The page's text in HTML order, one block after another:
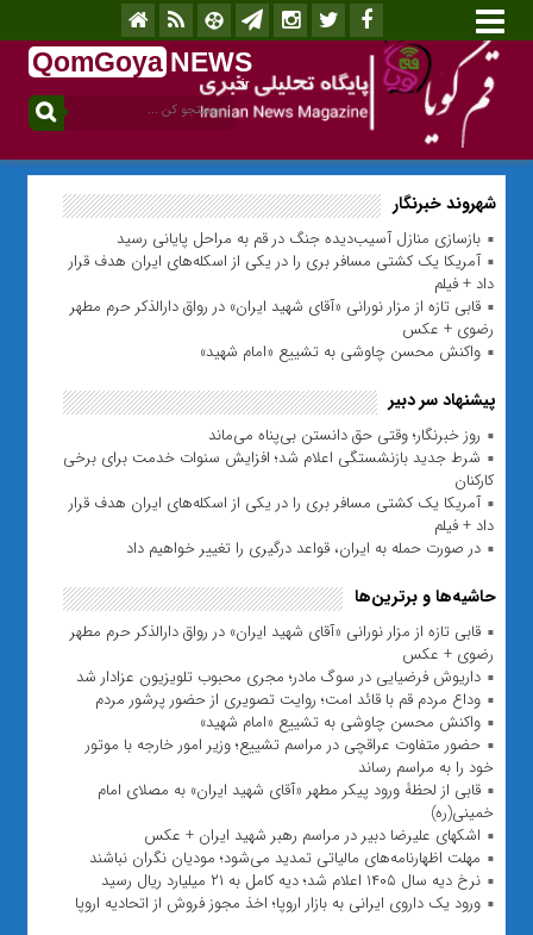
QomGoya NEWS
.ir
شهروند خبرنگار
بازسازی منازل آسیب‌دیده جنگ در قم به مراحل پایانی رسید
آمریکا یک کشتی مسافر بری را در یکی از اسکله‌های ایران هدف قرار
داد + فیلم
قابی تازه از مزار نورانی «آقای شهید ایران» در رواق دارالذکر حرم مطهر
رضوی + عکس
واکنش محسن چاوشی به تشییع «امام شهید»
پیشنهاد سر دبیر
روز خبرنگار؛ وقتی حق دانستن بی‌پناه می‌ماند
شرط جدید بازنشستگی اعلام شد؛ افزایش سنوات خدمت برای برخی
کارکنان
آمریکا یک کشتی مسافر بری را در یکی از اسکله‌های ایران هدف قرار
داد + فیلم
در صورت حمله به ایران، قواعد درگیری را تغییر خواهیم داد
حاشیه‌ها و برترین‌ها
قابی تازه از مزار نورانی «آقای شهید ایران» در رواق دارالذکر حرم مطهر
رضوی + عکس
داریوش فرضیایی در سوگ مادر؛ مجری محبوب تلویزیون عزادار شد
وداع مردم قم با قائد امت؛ روایت تصویری از حضور پرشور مردم
واکنش محسن چاوشی به تشییع «امام شهید»
حضور متفاوت عراقچی در مراسم تشییع؛ وزیر امور خارجه با موتور
خود را به مراسم رساند
قابی از لحظۀ ورود پیکر مطهر «آقای شهید ایران» به مصلای امام
خمینی(ره)
اشکهای علیرضا دبیر در مراسم رهبر شهید ایران + عکس
مهلت اظهارنامه‌های مالیاتی تمدید می‌شود؛ مودیان نگران نباشند
نرخ دیه سال ۱۴۰۵ اعلام شد؛ دیه کامل به ۲۱ میلیارد ریال رسید
ورود یک داروی ایرانی به بازار اروپا؛ اخذ مجوز فروش از اتحادیه اروپا